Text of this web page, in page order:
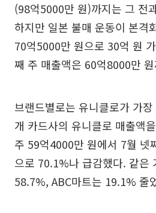
(98억5000만 원)까지는 그 전
하지만 일본 불매 운동이 본격
70억5000만 원으로 30억 원
째 주 매출액은 60억8000만
브랜드별로는 유니클로가 가
개 카드사의 유니클로 매출액
주 59억4000만 원에서 7월 넷
으로 70.1%나 급감했다. 같은
58.7%, ABC마트는 19.1% 줄